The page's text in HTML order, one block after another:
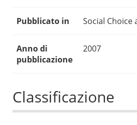
Pubblicato in Social Choice
Anno di
pubblicazione
2007
Classificazione